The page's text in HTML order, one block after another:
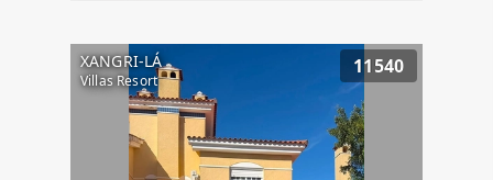
XANGRI-LÁ
Villas Resort
11540